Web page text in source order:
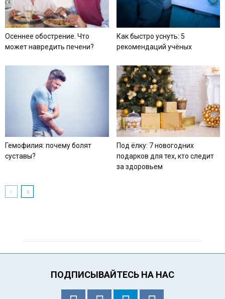
Осеннее обострение. Что
может навредить печени?
Как быстро уснуть: 5
рекомендаций учёных
Гемофилия: почему болят
суставы?
Под ёлку: 7 новогодних
подарков для тех, кто следит
за здоровьем
ПОДПИСЫВАЙТЕСЬ НА НАС